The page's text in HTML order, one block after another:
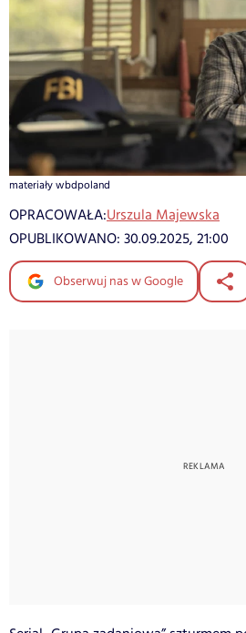
materiały wbdpoland
OPRACOWAŁA:Urszula Majewska
OPUBLIKOWANO: 30.09.2025, 21:00
Obserwuj nas w Google